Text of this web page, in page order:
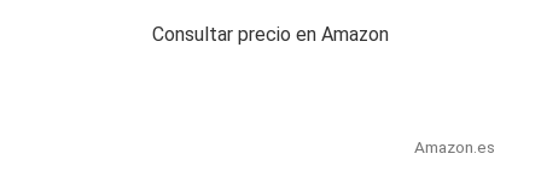
Consultar precio en Amazon
Amazon.es